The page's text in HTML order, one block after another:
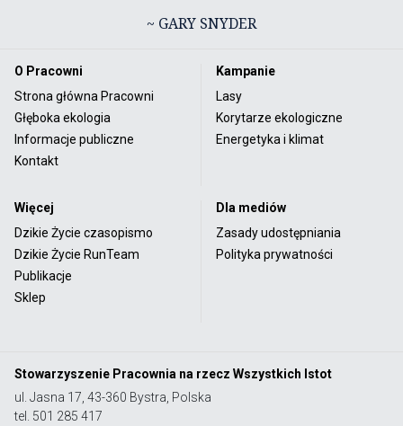
~ GARY SNYDER
O Pracowni
Strona główna Pracowni
Głęboka ekologia
Informacje publiczne
Kontakt
Kampanie
Lasy
Korytarze ekologiczne
Energetyka i klimat
Więcej
Dzikie Życie czasopismo
Dzikie Życie RunTeam
Publikacje
Sklep
Dla mediów
Zasady udostępniania
Polityka prywatności
Stowarzyszenie Pracownia na rzecz Wszystkich Istot
ul. Jasna 17, 43-360 Bystra, Polska
tel. 501 285 417